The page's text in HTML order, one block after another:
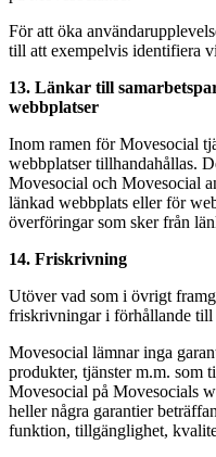
För att öka
till att exempelvis identifiera
13. Länkar till
webbplatser
Inom ramen för Movesocial
webbplatser tillhandahållas.
Movesocial och Movesocial
länkad webbplats eller för
överföringar som sker från
14. Friskrivning
Utöver vad som i övrigt
friskrivningar i förhållande till
Movesocial lämnar inga
produkter, tjänster m.m. som
Movesocial på Movesocials
heller några garantier
funktion, tillgänglighet,